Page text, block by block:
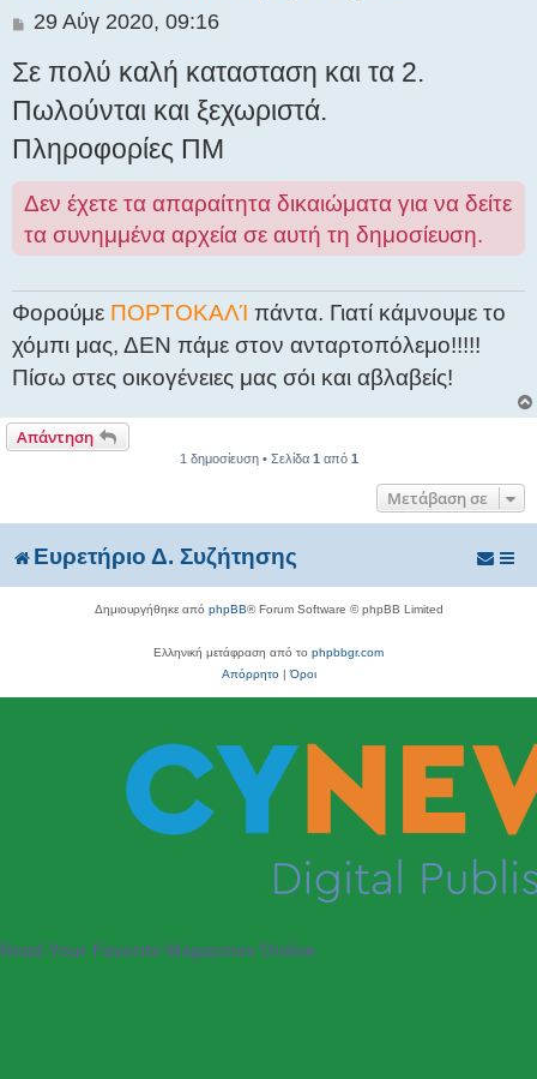
Δ
μ
ο
σ
ί
υ
η
29 Αύγ 2020, 09:16
Σε πολύ καλή κατασταση και τα 2.
Πωλούνται και ξεχωριστά.
Πληροφορίες ΠΜ
Δεν έχετε τα απαραίτητα δικαιώματα για να δείτε
τα συνημμένα αρχεία σε αυτή τη δημοσίευση.
Φορούμε ΠΟΡΤΟΚΑΛΊ πάντα. Γιατί κάμνουμε το
χόμπι μας, ΔΕΝ πάμε στον ανταρτοπόλεμο!!!!!
Πίσω στες οικογένειες μας σόι και αβλαβείς!
Απάντηση
1 δημοσίευση • Σελίδα 1 από 1
Μετάβαση σε
Ευρετήριο Δ. Συζήτησης
Δημιουργήθηκε από phpBB® Forum Software © phpBB Limited
Ελληνική μετάφραση από το phpbbgr.com
Απόρρητο|Όροι
Read Your Favorite Magazines Online